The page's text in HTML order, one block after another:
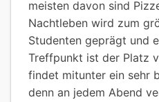
meisten davon sind
Nachtleben wird zum
Studenten geprägt und
Treffpunkt ist der Platz
findet mitunter ein sehr
denn an jedem Abend